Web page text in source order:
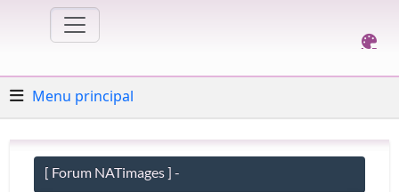
Menu principal
[ Forum NATimages ] -